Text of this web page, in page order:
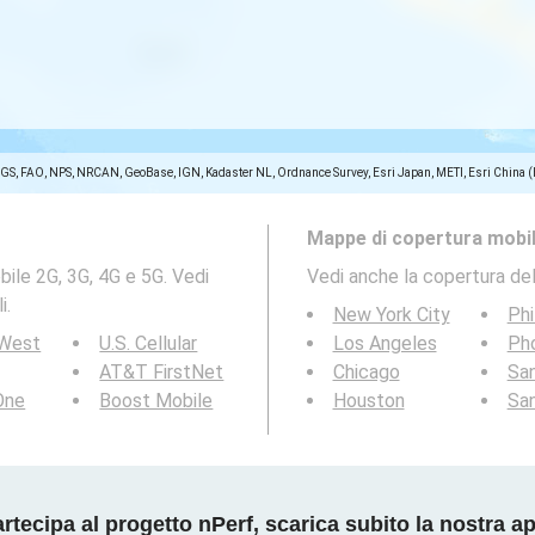
FAO, NPS, NRCAN, GeoBase, IGN, Kadaster NL, Ordnance Survey, Esri Japan, METI, Esri
2G, 3G, 4G e 5G. Vedi
U.S. Cellular
AT&T FirstNet
Boost Mobile
Mappe di copertura
Vedi anche la copertura
New York City
Los Angeles
Chicago
Houston
al progetto nPerf, scarica subito la nostra